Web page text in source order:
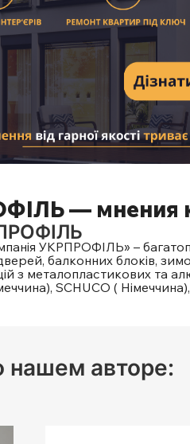
— мнения
УКРПРОФІЛЬ» –
балконних блоків,
з металопластикових та
SCHUCO (
нашем авторе: